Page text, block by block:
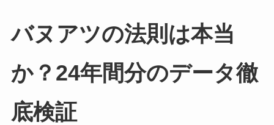
バヌアツの法則は本当
か？24年間分のデータ徹
底検証